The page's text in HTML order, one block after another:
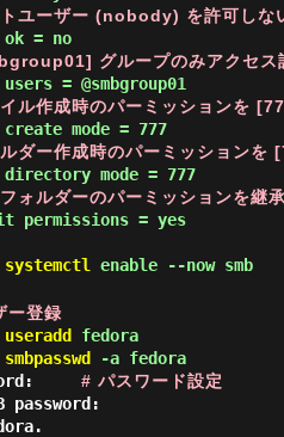
ユーザー (nobody) を許可しな
グループのみアクセス
ル作成時のパーミッションを
ダー作成時のパーミッションを
ォルダーのパーミッションを継
inherit permissions = yes
systemctl enable --now smb
ー登録
useradd
fedora
smbpasswd
-a fedora
# パスワード設定
password: